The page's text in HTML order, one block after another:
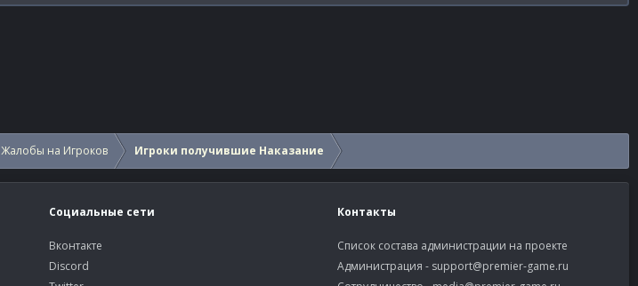
Жалобы на Игроков Игроки получившие Наказание
Социальные сети
Вконтакте
Discord
Контакты
Список состава администрации на проекте
Администрация - support@premier-game.ru